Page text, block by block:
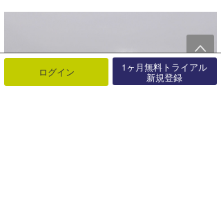
ログイン 1ヶ月無料トライアル
新規登録